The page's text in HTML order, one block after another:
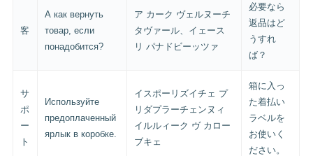
客
А как вернуть
товар, если
понадобится?
ア カーク ヴェルヌーチ
タヴァール、イェース
リ パナドビーッツァ
必要なら
返品はど
うすれ
ば？
サ
ポ
ー
ト
Используйте
предоплаченный
ярлык в коробке.
イスポーリズイチェ プ
リダプラーチェンヌィ
イルルィーク ヴ カロー
ブキェ
箱に入っ
た着払い
ラベルを
お使いく
ださい。